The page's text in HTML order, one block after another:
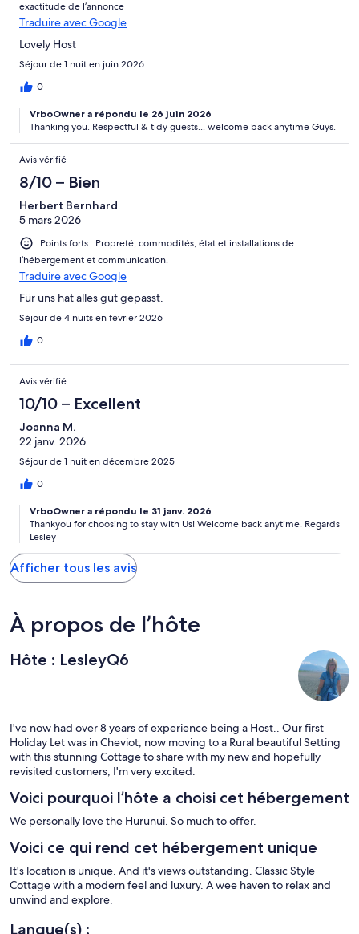
exactitude de l’annonce
Traduire avec Google
Lovely Host
Séjour de 1 nuit en juin 2026
0
VrboOwner a répondu le 26 juin 2026
Thanking you. Respectful & tidy guests... welcome back anytime Guys.
Avis vérifié
8/10 – Bien
Herbert Bernhard
5 mars 2026
Points forts : Propreté, commodités, état et installations de
l’hébergement et communication.
Traduire avec Google
Für uns hat alles gut gepasst.
Séjour de 4 nuits en février 2026
0
Avis vérifié
10/10 – Excellent
Joanna M.
22 janv. 2026
Séjour de 1 nuit en décembre 2025
0
VrboOwner a répondu le 31 janv. 2026
Thankyou for choosing to stay with Us! Welcome back anytime. Regards
Lesley
Afficher tous les avis
À propos de l’hôte
Hôte : LesleyQ6
I've now had over 8 years of experience being a Host.. Our first
Holiday Let was in Cheviot, now moving to a Rural beautiful Setting
with this stunning Cottage to share with my new and hopefully
revisited customers, I'm very excited.
Voici pourquoi l’hôte a choisi cet hébergement
We personally love the Hurunui. So much to offer.
Voici ce qui rend cet hébergement unique
It's location is unique. And it's views outstanding. Classic Style
Cottage with a modern feel and luxury. A wee haven to relax and
unwind and explore.
Langue(s) :